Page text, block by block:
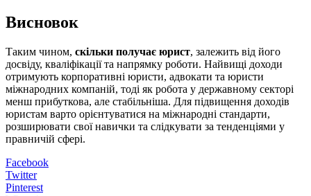
Висновок
Таким чином, скільки получає юрист, залежить від його
досвіду, кваліфікації та напрямку роботи. Найвищі доходи
отримують корпоративні юристи, адвокати та юристи
міжнародних компаній, тоді як робота у державному секторі
менш прибуткова, але стабільніша. Для підвищення доходів
юристам варто орієнтуватися на міжнародні стандарти,
розширювати свої навички та слідкувати за тенденціями у
правничій сфері.
Facebook
Twitter
Pinterest